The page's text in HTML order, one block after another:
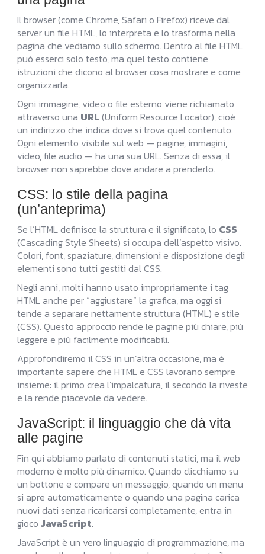
Il browser (come Chrome, Safari o Firefox) riceve dal
server un file HTML, lo interpreta e lo trasforma nella
pagina che vediamo sullo schermo. Dentro al file HTML
può esserci solo testo, ma quel testo contiene
istruzioni che dicono al browser cosa mostrare e come
organizzarla.
Ogni immagine, video o file esterno viene richiamato
attraverso una URL(Uniform Resource Locator), cioè
un indirizzo che indica dove si trova quel contenuto.
Ogni elemento visibile sul web — pagine, immagini,
video, file audio — ha una sua URL. Senza di essa, il
browser non saprebbe dove andare a prenderlo.
CSS: lo stile della pagina
(un’anteprima)
Se l’HTML definisce la struttura e il significato, lo CSS
(Cascading Style Sheets) si occupa dell’aspetto visivo.
Colori, font, spaziature, dimensioni e disposizione degli
elementi sono tutti gestiti dal CSS.
Negli anni, molti hanno usato impropriamente i tag
HTML anche per “aggiustare” la grafica, ma oggi si
tende a separare nettamente struttura (HTML) e stile
(CSS). Questo approccio rende le pagine più chiare, più
leggere e più facilmente modificabili.
Approfondiremo il CSS in un’altra occasione, ma è
importante sapere che HTML e CSS lavorano sempre
insieme: il primo crea l’impalcatura, il secondo la riveste
e la rende piacevole da vedere.
JavaScript: il linguaggio che dà vita
alle pagine
Fin qui abbiamo parlato di contenuti statici, ma il web
moderno è molto più dinamico. Quando clicchiamo su
un bottone e compare un messaggio, quando un menu
si apre automaticamente o quando una pagina carica
nuovi dati senza ricaricarsi completamente, entra in
gioco JavaScript.
JavaScript è un vero linguaggio di programmazione, ma